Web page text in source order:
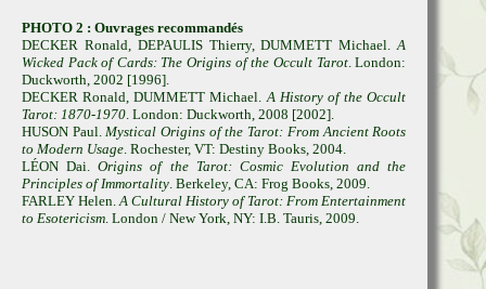
PHOTO 2 : Ouvrages recommandés
DECKER Ronald, DEPAULIS Thierry, DUMMETT Michael.A
Wicked Pack of Cards: The Origins of the Occult Tarot. London:
Duckworth, 2002 [1996].
DECKER Ronald, DUMMETT Michael.A History of the Occult
Tarot: 1870-1970. London: Duckworth, 2008 [2002].
HUSON Paul.Mystical Origins of the Tarot: From Ancient Roots
to Modern Usage. Rochester, VT: Destiny Books, 2004.
LÉON Dai.Origins of the Tarot: Cosmic Evolution and the
Principles of Immortality. Berkeley, CA: Frog Books, 2009.
FARLEY Helen.A Cultural History of Tarot: From Entertainment
to Esotericism. London / New York, NY: I.B. Tauris, 2009.